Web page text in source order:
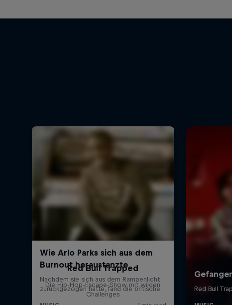
Red Bull Trapped
Die Hip-Hop-Escape-Show mit wilden
Challenges